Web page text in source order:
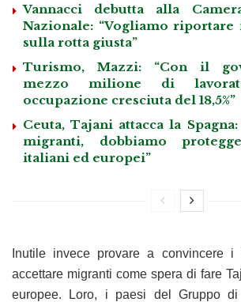
Vannacci debutta alla
Nazionale: “Vogliamo riportare
sulla rotta giusta”
Turismo, Mazzi: “Con il
mezzo milione di
occupazione cresciuta del 18,5%”
Ceuta, Tajani attacca la
migranti, dobbiamo
italiani ed europei”
Inutile invece provare a convincere i
accettare migranti come spera di fare
europee. Loro, i paesi del Gruppo di